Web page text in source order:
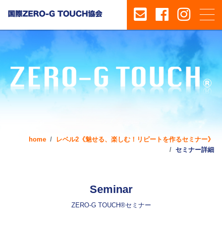
home
レベル2《魅せる、楽しむ！リピートを作るセミナー》
セミナー詳細
Seminar
ZERO-G TOUCH®セミナー